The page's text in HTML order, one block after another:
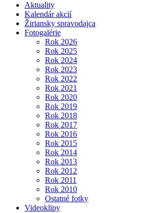
Aktuality
Kalendár akcií
Žiriansky spravodajca
Fotogalérie
Rok 2026
Rok 2025
Rok 2024
Rok 2023
Rok 2022
Rok 2021
Rok 2020
Rok 2019
Rok 2018
Rok 2017
Rok 2016
Rok 2015
Rok 2014
Rok 2013
Rok 2012
Rok 2011
Rok 2010
Ostatné fotky
Videoklipy